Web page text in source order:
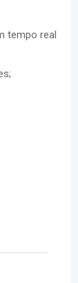
tempo real